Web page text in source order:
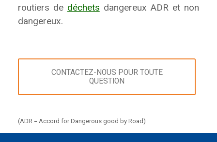
routiers de déchets dangereux ADR et non
dangereux.
CONTACTEZ-NOUS POUR TOUTE
QUESTION
(ADR = Accord for Dangerous good by Road)